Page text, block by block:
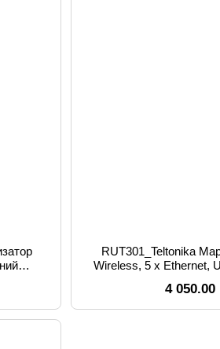
RUT301_Teltonika
Wireless, 5 x Ethernet,
4 050.00